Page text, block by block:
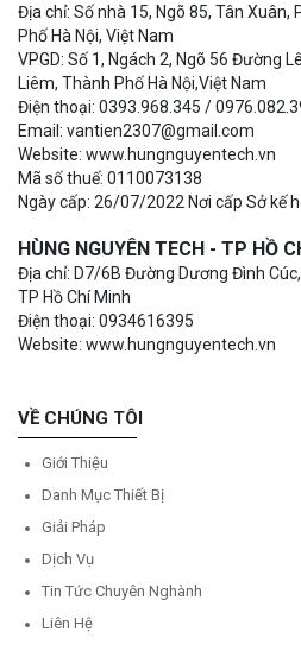
Địa chỉ: Số nhà 15, Ngõ 85, Tân
Phố Hà Nội, Việt Nam
VPGD: Số 1, Ngách 2, Ngõ 56 Đường
Liêm, Thành Phố Hà Nội,Việt Nam
Điện thoại: 0393.968.345 /
Email: vantien2307@gmail.com
Website: www.hungnguyentech.vn
Mã số thuế: 0110073138
Ngày cấp: 26/07/2022 Nơi cấp Sở kế
HÙNG NGUYÊN TECH - TP HỒ
Địa chỉ: D7/6B Đường Dương Đình
TP Hồ Chí Minh
Điện thoại: 0934616395
Website: www.hungnguyentech.vn
VỀ CHÚNG TÔI
Giới Thiệu
Danh Mục Thiết Bị
Giải Pháp
Dịch Vụ
Tin Tức Chuyên Nghành
Liên Hệ